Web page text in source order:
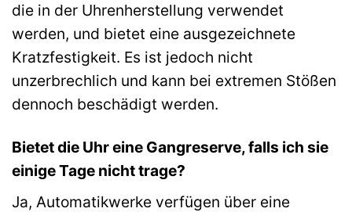
die in der Uhrenherstellung verwendet
werden, und bietet eine ausgezeichnete
Kratzfestigkeit. Es ist jedoch nicht
unzerbrechlich und kann bei extremen Stößen
dennoch beschädigt werden.
Bietet die Uhr eine Gangreserve, falls ich sie
einige Tage nicht trage?
Ja, Automatikwerke verfügen über eine